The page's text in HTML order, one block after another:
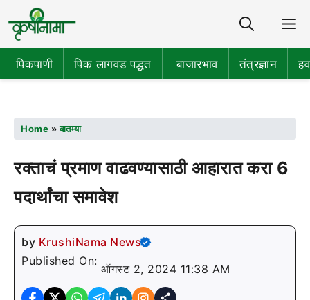
पिकपाणी पिक लागवड पद्धत बाजारभाव तंत्रज्ञान
Home »बातम्या
रक्ताचं प्रमाण वाढवण्यासाठी आहारात करा 6
पदार्थांचा समावेश
by KrushiNama News
Published On:
ऑगस्ट 2, 2024 11:38 AM